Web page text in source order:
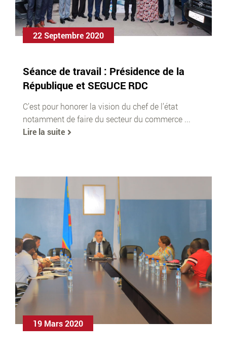
22 Septembre 2020
Séance de travail : Présidence de la
République et SEGUCE RDC
C’est pour honorer la vision du chef de l’état
notamment de faire du secteur du commerce ...
Lire la suite
19 Mars 2020